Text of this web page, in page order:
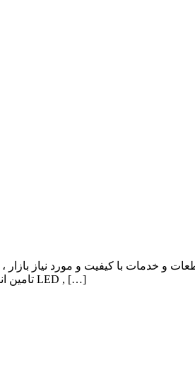
و خدمات با کیفیت و مورد نیاز
Lighting , Automation بوده و اهم فعالیت آن به شرح ذیل می باشد: Lighting: تامین انواع LED , […]